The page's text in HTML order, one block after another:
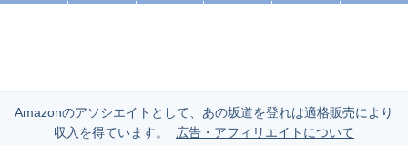
Amazonのアソシエイトとして、あの坂道を登れは適格販売により
収入を得ています。
広告・アフィリエイトについて